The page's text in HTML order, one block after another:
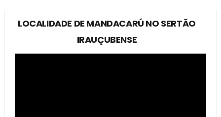
LOCALIDADE DE MANDACARÚ NO SERTÃO
IRAUÇUBENSE